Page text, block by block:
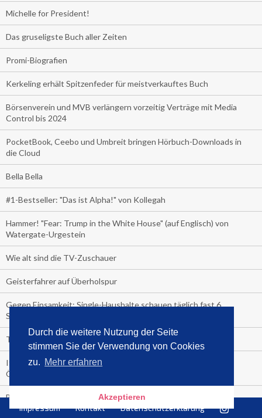
Durch die weitere Nutzung der Seite
stimmen Sie der Verwendung von Cookies
zu. Mehr erfahren
Akzeptieren
Michelle for President!
Das gruseligste Buch aller Zeiten
Promi-Biografien
Kerkeling erhält Spitzenfeder für meistverkauftes Buch
Börsenverein und MVB verlängern vorzeitig Verträge mit Media
Control bis 2024
PocketBook, Ceebo und Umbreit bringen Hörbuch-Downloads in
die Cloud
Bella Bella
#1-Bestseller: "Das ist Alpha!" von Kollegah
Hammer! "Fear: Trump in the White House" (auf Englisch) von
Watergate-Urgestein
Wie alt sind die TV-Zuschauer
Geisterfahrer auf Überholspur
Gegen Einsamkeit: Single-Haushalte schauen täglich fast 6
Stunden TV
TV-Quote:
Italienisches Kochbuch schießt auf Nummer 1 in Deutschland,
Österreich und Schweiz
Blick in die Garage der TV-Dauerglotzer
Impressum Kontakt Datenschutzerklärung